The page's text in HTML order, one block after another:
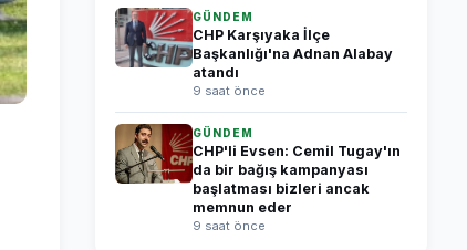
GÜNDEM
CHP Karşıyaka İlçe
Başkanlığı'na Adnan Alabay
atandı
9 saat önce
GÜNDEM
CHP'li Evsen: Cemil Tugay'ın
da bir bağış kampanyası
başlatması bizleri ancak
memnun eder
9 saat önce